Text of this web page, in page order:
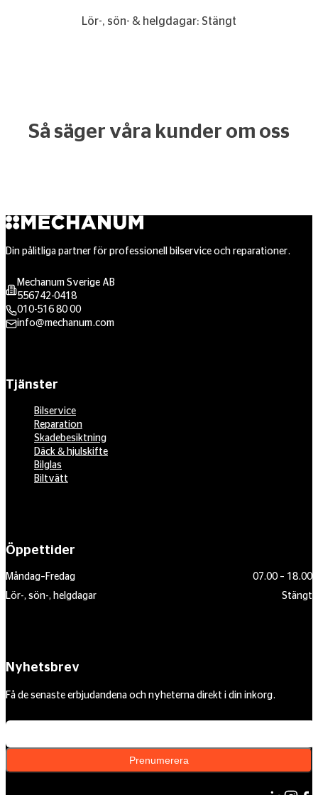
Lör-, sön- & helgdagar: Stängt
Så säger våra kunder om oss
Din pålitliga partner för professionell bilservice och reparationer.
Mechanum Sverige AB
556742-0418
010-516 80 00
info@mechanum.com
Tjänster
Bilservice
Reparation
Skadebesiktning
Däck & hjulskifte
Bilglas
Biltvätt
Öppettider
Måndag–Fredag
07.00 – 18.00
Lör-, sön-, helgdagar
Stängt
Nyhetsbrev
Få de senaste erbjudandena och nyheterna direkt i din inkorg.
Prenumerera